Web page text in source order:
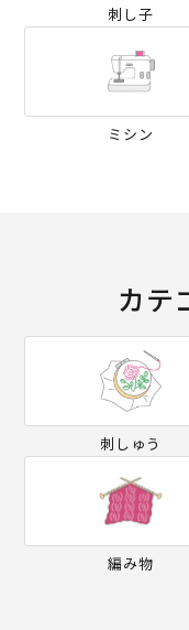
刺し子
ミシン
カテ
刺しゅう
編み物